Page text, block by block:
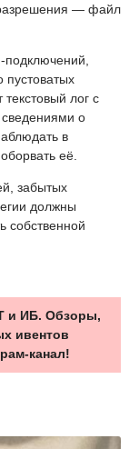
разрешения — файл
подключений,
пустоватых
лог с
о
в
её.
забытых
должны
собственной
и ИБ. Обзоры,
ивентов
канал!